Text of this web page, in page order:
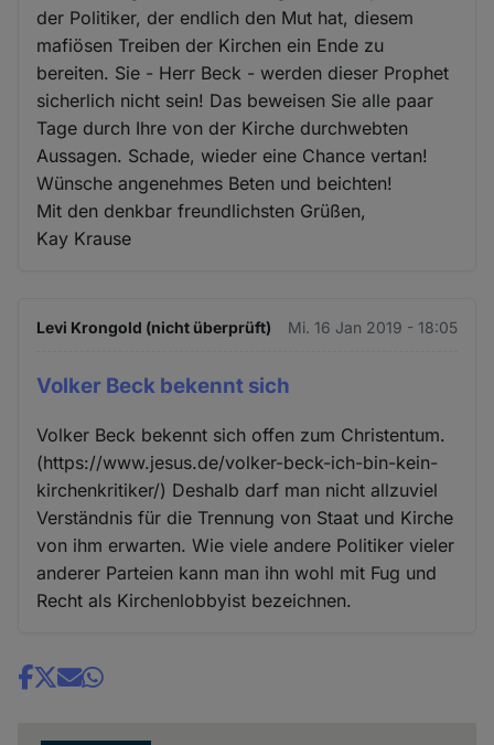
der Politiker, der endlich den Mut hat, diesem
mafiösen Treiben der Kirchen ein Ende zu
bereiten. Sie - Herr Beck - werden dieser Prophet
sicherlich nicht sein! Das beweisen Sie alle paar
Tage durch Ihre von der Kirche durchwebten
Aussagen. Schade, wieder eine Chance vertan!
Wünsche angenehmes Beten und beichten!
Mit den denkbar freundlichsten Grüßen,
Kay Krause
Levi Krongold (nicht überprüft) Mi. 16 Jan 2019 - 18:05
Volker Beck bekennt sich
Volker Beck bekennt sich offen zum Christentum.
(https://www.jesus.de/volker-beck-ich-bin-kein-
kirchenkritiker/) Deshalb darf man nicht allzuviel
Verständnis für die Trennung von Staat und Kirche
von ihm erwarten. Wie viele andere Politiker vieler
anderer Parteien kann man ihn wohl mit Fug und
Recht als Kirchenlobbyist bezeichnen.
Share